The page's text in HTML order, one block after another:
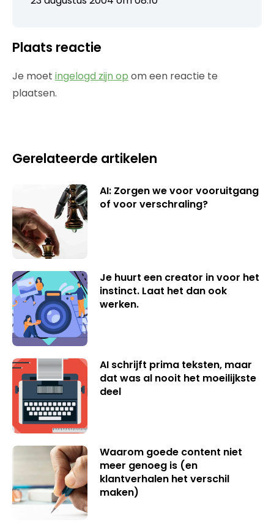
Plaats reactie
Je moet ingelogd zijn op om een reactie te
plaatsen.
Gerelateerde artikelen
AI: Zorgen we voor vooruitgang
of voor verschraling?
Je huurt een creator in voor het
instinct. Laat het dan ook
werken.
AI schrijft prima teksten, maar
dat was al nooit het moeilijkste
deel
Waarom goede content niet
meer genoeg is (en
klantverhalen het verschil
maken)